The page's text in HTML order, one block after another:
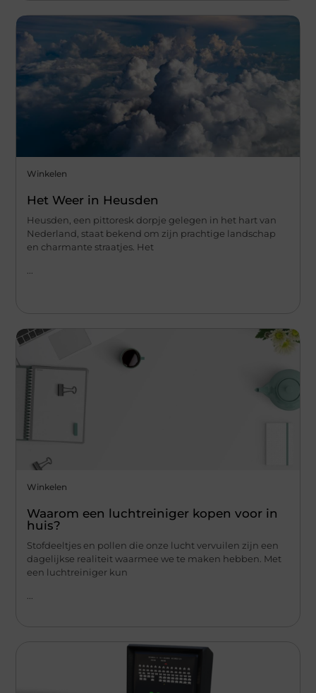
Winkelen
Het Weer in Heusden
Heusden, een pittoresk dorpje gelegen in het hart van
Nederland, staat bekend om zijn prachtige landschap
en charmante straatjes. Het
Winkelen
Waarom een luchtreiniger kopen voor in
huis?
Stofdeeltjes en pollen die onze lucht vervuilen zijn een
dagelijkse realiteit waarmee we te maken hebben. Met
een luchtreiniger kun
...